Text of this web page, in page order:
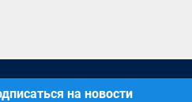
на новости